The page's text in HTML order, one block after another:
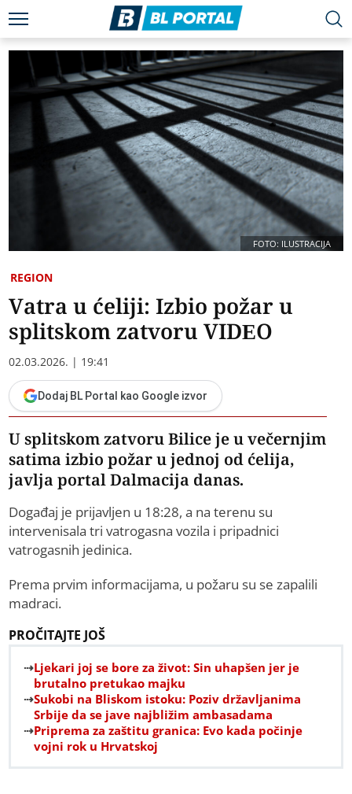
FOTO: ILUSTRACIJA
REGION
Vatra u ćeliji: Izbio požar u
splitskom zatvoru VIDEO
02.03.2026. | 19:41
Dodaj BL Portal kao Google izvor
U splitskom zatvoru Bilice je u večernjim
satima izbio požar u jednoj od ćelija,
javlja portal Dalmacija danas.
Događaj je prijavljen u 18:28, a na terenu su
intervenisala tri vatrogasna vozila i pripadnici
vatrogasnih jedinica.
Prema prvim informacijama, u požaru su se zapalili
madraci.
PROČITAJTE JOŠ
Ljekari joj se bore za život: Sin uhapšen jer je
brutalno pretukao majku
Sukobi na Bliskom istoku: Poziv državljanima
Srbije da se jave najbližim ambasadama
Priprema za zaštitu granica: Evo kada počinje
vojni rok u Hrvatskoj